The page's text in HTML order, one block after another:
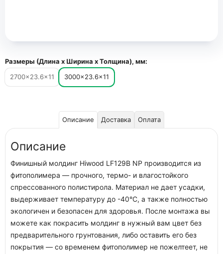
Размеры (Длина х Ширина х Толщина), мм:
2700×23.6×11
3000×23.6×11
Описание Доставка Оплата
Описание
Финишный молдинг Hiwood LF129B NP производится из
фитополимера — прочного, термо- и влагостойкого
спрессованного полистирола. Материал не дает усадки,
выдерживает температуру до -40°С, а также полностью
экологичен и безопасен для здоровья. После монтажа вы
можете как покрасить молдинг в нужный вам цвет без
предварительного грунтования, либо оставить его без
покрытия — со временем фитополимер не пожелтеет, не